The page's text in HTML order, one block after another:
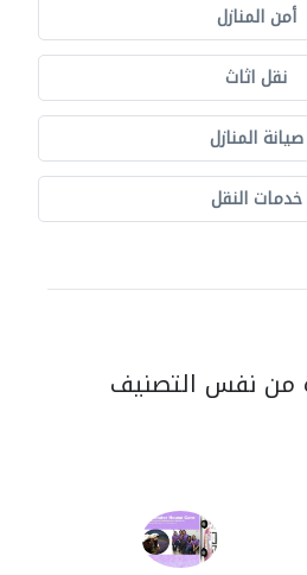
أمن المنازل
نقل اثاث
صيانة المنازل
خدمات النقل
من نفس التصنيف